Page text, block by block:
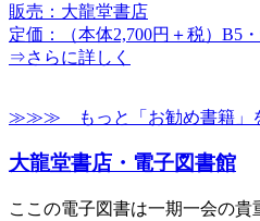
販売：大龍堂書店
定価：（本体2,700円＋税）B5
⇒さらに詳しく
≫≫≫ もっと「お勧め書籍」
大龍堂書店・電子図書館
ここの電子図書は一期一会の貴